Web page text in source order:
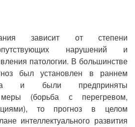
зависит от степени
нарушений и
патологии. В большинстве
был установлен в раннем
и были предприняты
меры (борьба с перегревом,
то прогноз в целом
интеллектуального развития